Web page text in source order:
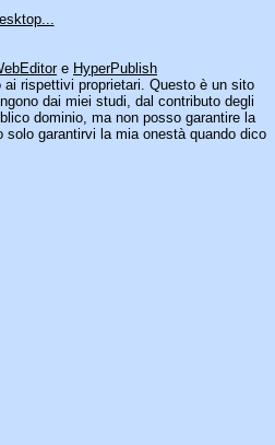
e HyperPublish
ai rispettivi proprietari. Questo è un sito
dai miei studi, dal contributo degli
dominio, ma non posso garantire la
garantirvi la mia onestà quando dico